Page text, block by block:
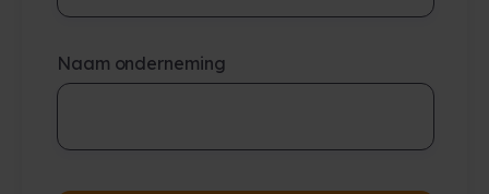
Naam onderneming